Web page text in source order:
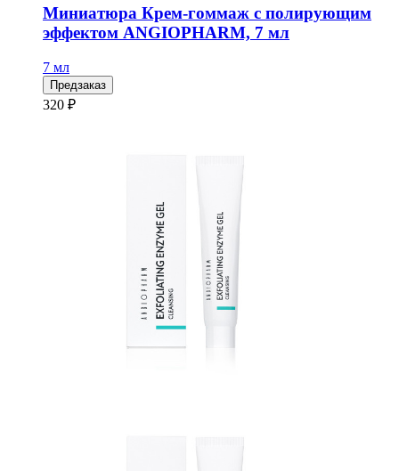
Миниатюра Крем-гоммаж с полирующим
эффектом ANGIOPHARM, 7 мл
7 мл
Предзаказ
320 ₽